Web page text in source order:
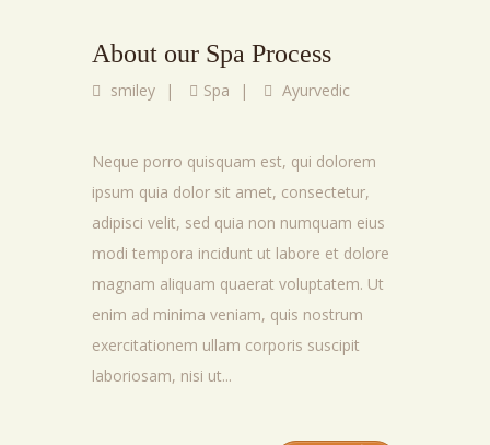
About our Spa Process
smiley | Spa | Ayurvedic
Neque porro quisquam est, qui dolorem
ipsum quia dolor sit amet, consectetur,
adipisci velit, sed quia non numquam eius
modi tempora incidunt ut labore et dolore
magnam aliquam quaerat voluptatem. Ut
enim ad minima veniam, quis nostrum
exercitationem ullam corporis suscipit
laboriosam, nisi ut...